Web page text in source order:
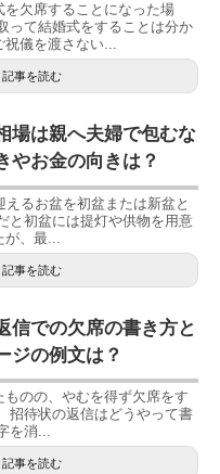
を欠席することになった場
って結婚式をすることは分か
祝儀を渡さない...
記事を読む
場は親へ夫婦で包むな
やお金の向きは？
るお盆を初盆または新盆と
と初盆には提灯や供物を用意
、最...
記事を読む
信での欠席の書き方と
ジの例文は？
のの、やむを得ず欠席をす
招待状の返信はどうやって書
を消...
記事を読む